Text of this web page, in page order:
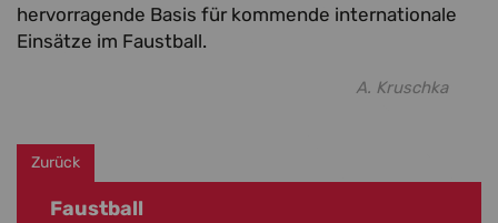
hervorragende Basis für kommende internationale
Einsätze im Faustball.
A. Kruschka
Zurück
Faustball